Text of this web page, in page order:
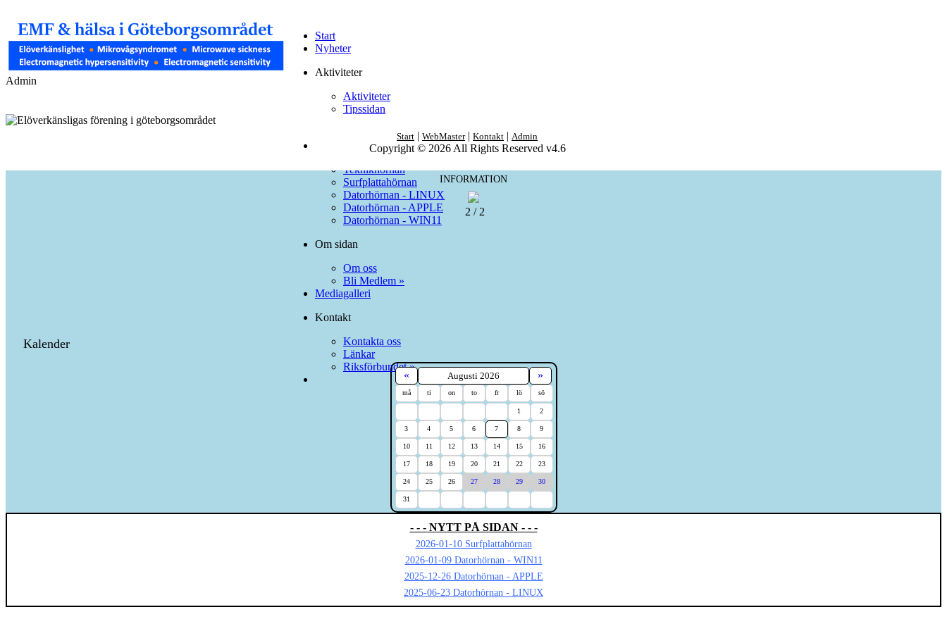
Start
Nyheter
Aktiviteter
Aktiviteter
Tipssidan
Teknikhörnan
Surfplattahörnan
Datorhörnan - LINUX
Datorhörnan - APPLE
Datorhörnan - WIN11
Om sidan
Om oss
Bli Medlem »
Mediagalleri
Kontakt
Kontakta oss
Länkar
Riksförbundet »
Admin
Start | WebMaster| Kontakt | Admin
Copyright © 2026 All Rights Reserved v4.6
INFORMATION
2 / 2
Kalender
« Augusti 2026 »
må ti on to fr lö sö
1 2
3 4 5 6 7 8 9
10 11 12 13 14 15 16
17 18 19 20 21 22 23
24 25 26 27 28 29 30
31
- - - NYTT PÅ SIDAN - - -
2026-01-10 Surfplattahörnan
2026-01-09 Datorhörnan - WIN11
2025-12-26 Datorhörnan - APPLE
2025-06-23 Datorhörnan - LINUX